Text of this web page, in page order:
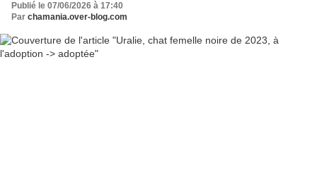
Publié le 07/06/2026 à 17:40
Par chamania.over-blog.com